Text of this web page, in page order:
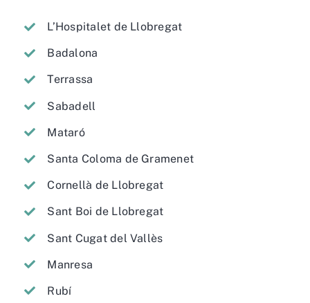
L’Hospitalet de Llobregat
Badalona
Terrassa
Sabadell
Mataró
Santa Coloma de Gramenet
Cornellà de Llobregat
Sant Boi de Llobregat
Sant Cugat del Vallès
Manresa
Rubí